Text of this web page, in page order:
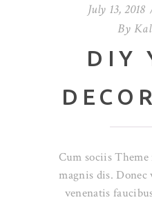
July 13, 2018
By
DIY
Cum sociis
magnis dis.
venenatis